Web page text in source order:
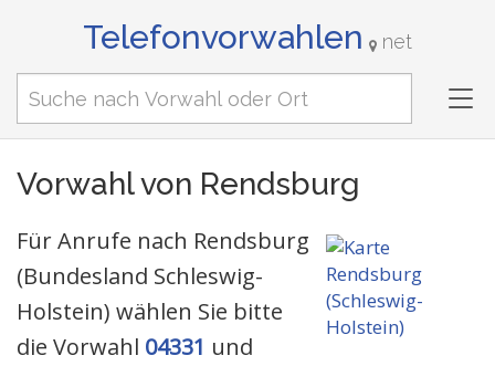
Telefonvorwahlen net
Vorwahl von Rendsburg
Für Anrufe nach Rendsburg
(Bundesland Schleswig-
Holstein) wählen Sie bitte
die Vorwahl 04331 und